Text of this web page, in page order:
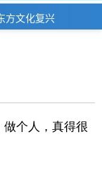
方文化复兴
个人，真得很